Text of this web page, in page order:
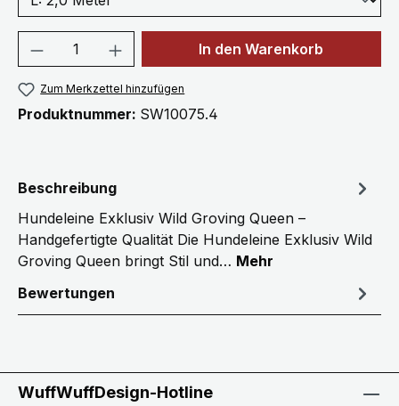
Produkt Anzahl: Gib denIn den Warenkorb
Zum Merkzettel hinzufügen
Produktnummer: SW10075.4
Beschreibung
Hundeleine Exklusiv Wild Groving Queen –
Handgefertigte Qualität Die Hundeleine Exklusiv Wild
Groving Queen bringt Stil und… Mehr
Bewertungen
WuffWuffDesign-Hotline